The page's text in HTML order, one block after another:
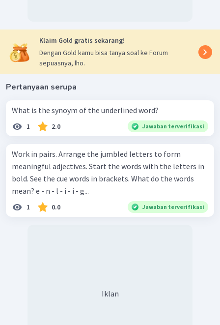
Klaim Gold gratis sekarang!
Dengan Gold kamu bisa tanya soal ke Forum
sepuasnya, lho.
Pertanyaan serupa
What is the synoym of the underlined word?
1 2.0 Jawaban terverifikasi
Work in pairs. Arrange the jumbled letters to form
meaningful adjectives. Start the words with the letters in
bold. See the cue words in brackets. What do the words
mean? e - n - l - i - i - g...
1 0.0 Jawaban terverifikasi
Iklan